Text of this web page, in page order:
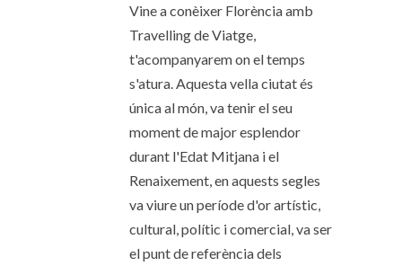
Vine a conèixer Florència amb
Travelling de Viatge,
t'acompanyarem on el temps
s'atura. Aquesta vella ciutat és
única al món, va tenir el seu
moment de major esplendor
durant l'Edat Mitjana i el
Renaixement, en aquests segles
va viure un període d'or artístic,
cultural, polític i comercial, va ser
el punt de referència dels